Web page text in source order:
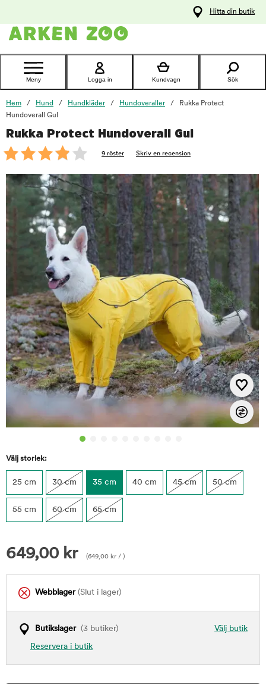
Kontakta
Hitta din butik
Meny Logga in Kundvagn Sök
Hem Hund Hundkläder Hundoveraller
Rukka Protect
Hundoverall Gul
Rukka Protect Hundoverall Gul
9 röster Skriv en recension
Välj storlek:
25 cm 30 cm 35 cm 40 cm 45 cm 50 cm
55 cm 60 cm 65 cm
649,00 kr (649,00 kr / )
Webblager(Slut i lager)
Välj butik
Butikslager(3 butiker)
Reservera i butik
foo